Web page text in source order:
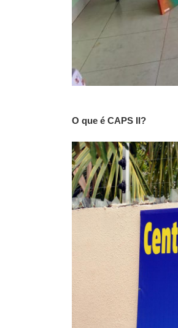
O que é CAPS II?